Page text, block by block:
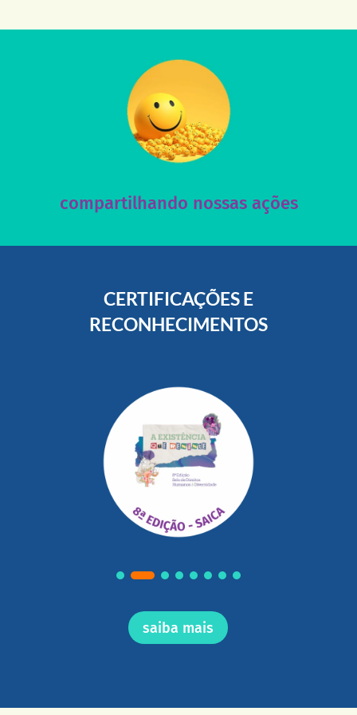
compartilhando nossas ações
Acesse nossas redes sociais e nos ajude compartilhando
nossos posts e nosso site!
acesse nosso instagram
CERTIFICAÇÕES E
RECONHECIMENTOS
saiba mais